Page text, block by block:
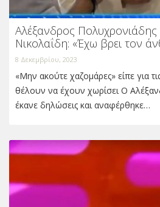
Αλέξανδρος Πολυχρονιάδης
Νικολαΐδη: «Έχω βρει τον
8 Δεκεμβρίου, 2023
«Μην ακούτε χαζομάρες» είπε για
θέλουν να έχουν χωρίσει Ο
έκανε δηλώσεις και αναφέρθηκε…